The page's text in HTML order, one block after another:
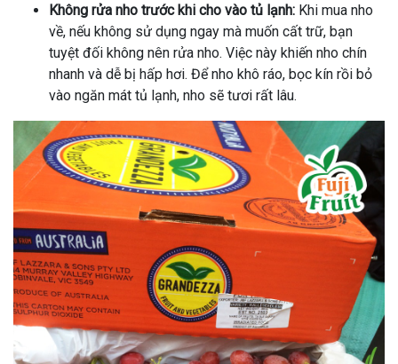
Không rửa nho trước khi cho vào tủ lạnh: Khi mua nho
về, nếu không sử dụng ngay mà muốn cất trữ, bạn
tuyệt đối không nên rửa nho. Việc này khiến nho chín
nhanh và dễ bị hấp hơi. Để nho khô ráo, bọc kín rồi bỏ
vào ngăn mát tủ lạnh, nho sẽ tươi rất lâu.